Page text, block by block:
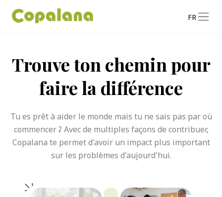
FR
Trouve ton chemin pour
faire la différence
Tu es prêt à aider le monde mais tu ne sais pas par où
commencer ? Avec de multiples façons de contribuer,
Copalana te permet d'avoir un impact plus important
sur les problèmes d'aujourd'hui.